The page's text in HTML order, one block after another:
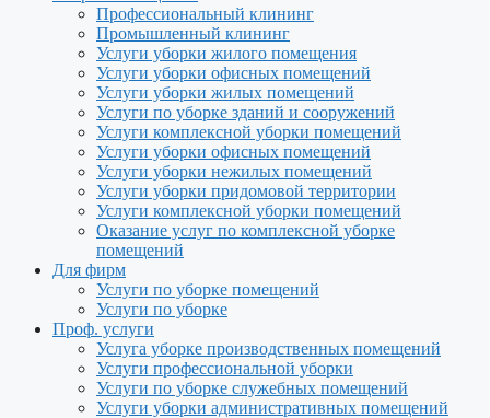
Профессиональный клининг
Промышленный клининг
Услуги уборки жилого помещения
Услуги уборки офисных помещений
Услуги уборки жилых помещений
Услуги по уборке зданий и сооружений
Услуги комплексной уборки помещений
Услуги уборки офисных помещений
Услуги уборки нежилых помещений
Услуги уборки придомовой территории
Услуги комплексной уборки помещений
Оказание услуг по комплексной уборке
помещений
Для фирм
Услуги по уборке помещений
Услуги по уборке
Проф. услуги
Услуга уборке производственных помещений
Услуги профессиональной уборки
Услуги по уборке служебных помещений
Услуги уборки административных помещений